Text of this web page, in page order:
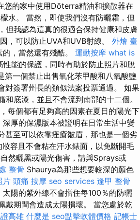
您的家中使用Dōterra精油和擴散器在
水。 當然，即使我們沒有防曬霜，但
但我認為這真的很適合保持健康和皮膚
，可以防止UVA和UVB射線。 外燴 臺
，當然還有殘酷。 運動按摩 what is
能的保護，同時有助於防止照片和脫
第一個禁止出售氧化苯甲酸和八氧酸鹽
對簽署州長的類似法案投票通過。 如果
底漆，並且不會流到南部的十二個。
每個都有足夠高的因素在夏日的陽光下
厚的保濕版本被證明在日常生活中變
甚至可以依靠痤瘡皺眉，那也是一個劣
容且不會粘在汗水錶面，以免斷開毛
然曬黑或陽光傷害，請與Sprays或
整骨 Shaurya為那些想要較深的顏色
片 頭痛 按摩 seo services 逢甲 整骨
太陽的紫外線不會擋住每100％的防曬
戴期間會造成太陽損壞。 當您處於乾
高雄 什麼是 seo點擊軟體價格 記帳士